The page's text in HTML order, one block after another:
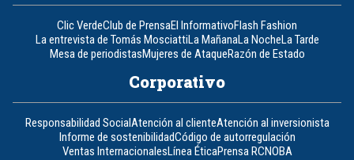
Clic VerdeClub de PrensaEl InformativoFlash Fashion
La entrevista de Tomás MosciattiLa MañanaLa NocheLa Tarde
Mesa de periodistasMujeres de AtaqueRazón de Estado
Corporativo
Responsabilidad SocialAtención al clienteAtención al inversionista
Informe de sostenibilidadCódigo de autorregulación
Ventas InternacionalesLínea ÉticaPrensa RCNOBA